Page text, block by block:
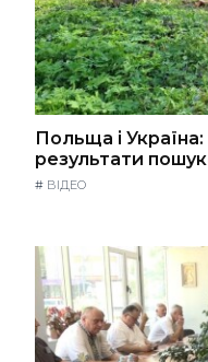
Польща і
результати
# ВІДЕО